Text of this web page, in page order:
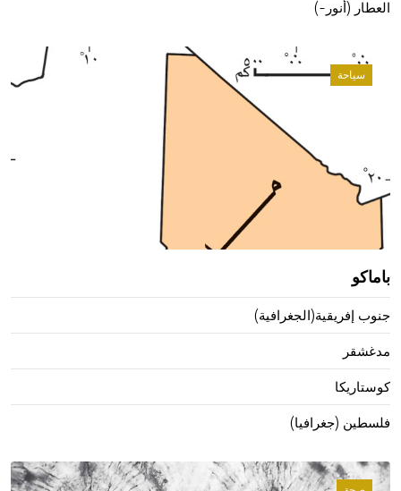
العطار (أنور-)
سياحة
باماكو
جنوب إفريقية(الجغرافية)
مدغشقر
كوستاريكا
فلسطين (جغرافيا)